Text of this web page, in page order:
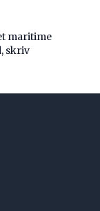
maritime
skriv